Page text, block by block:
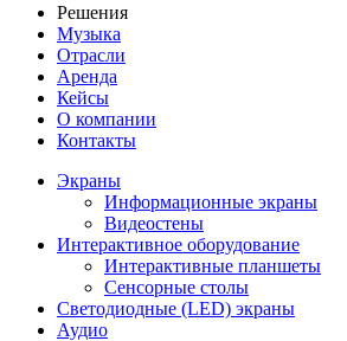
Решения
Музыка
Отрасли
Аренда
Кейсы
О компании
Контакты
Экраны
Информационные экраны
Видеостены
Интерактивное оборудование
Интерактивные планшеты
Сенсорные столы
Светодиодные (LED) экраны
Аудио